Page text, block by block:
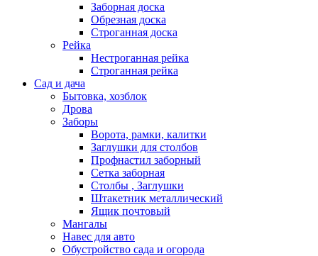
Заборная доска
Обрезная доска
Строганная доска
Рейка
Нестроганная рейка
Строганная рейка
Сад и дача
Бытовка, хозблок
Дрова
Заборы
Ворота, рамки, калитки
Заглушки для столбов
Профнастил заборный
Сетка заборная
Столбы , Заглушки
Штакетник металлический
Ящик почтовый
Мангалы
Навес для авто
Обустройство сада и огорода